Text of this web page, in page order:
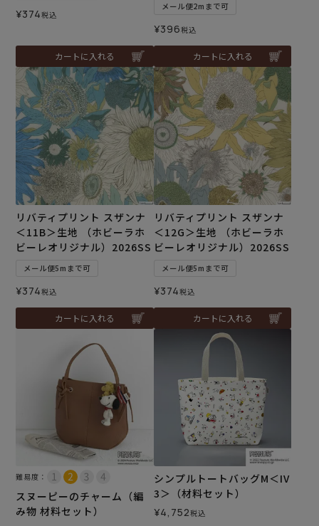
¥374税込
カートに入れる
メール便2mまで可
¥396税込
カートに入れる
リバティプリント スザンナ
＜11B＞生地 （ホビーラホ
ビーレオリジナル）2026SS
メール便5mまで可
¥374税込
カートに入れる
リバティプリント スザンナ
＜12G＞生地 （ホビーラホ
ビーレオリジナル）2026SS
メール便5mまで可
¥374税込
カートに入れる
難易度：
スヌーピーのチャーム（編
み物 材料セット）
シンプルトートバッグM＜IV
3＞（材料セット）
¥4,752税込